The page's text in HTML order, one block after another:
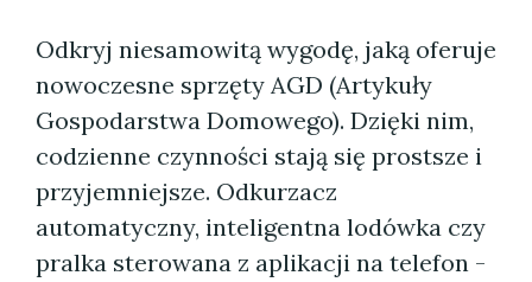
Odkryj niesamowitą wygodę, jaką oferuje
nowoczesne sprzęty AGD (Artykuły
Gospodarstwa Domowego). Dzięki nim,
codzienne czynności stają się prostsze i
przyjemniejsze. Odkurzacz
automatyczny, inteligentna lodówka czy
pralka sterowana z aplikacji na telefon -